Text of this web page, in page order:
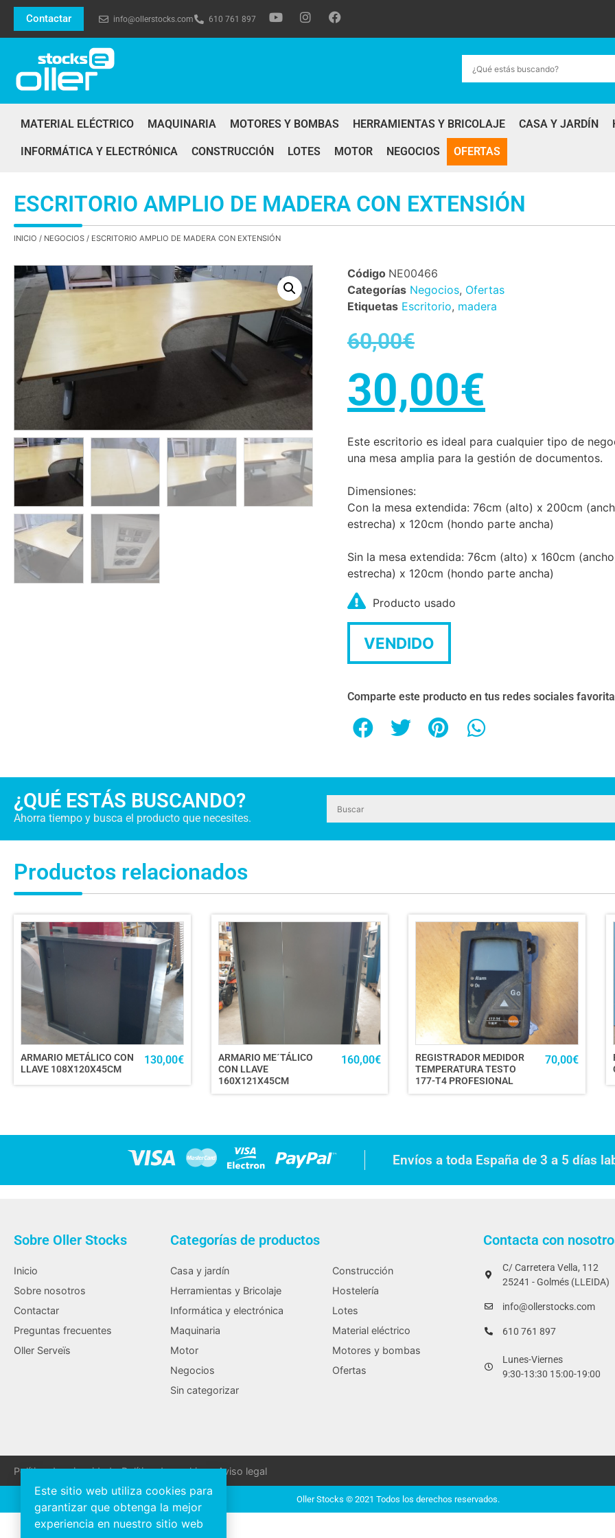
Contactar info@ollerstocks.com 610 761 897
MATERIAL ELÉCTRICO MAQUINARIA MOTORES Y BOMBAS HERRAMIENTAS Y BRICOLAJE CASA Y JARDÍN
INFORMÁTICA Y ELECTRÓNICA CONSTRUCCIÓN LOTES MOTOR NEGOCIOS OFERTAS
ESCRITORIO AMPLIO DE MADERA CON EXTENSIÓN
INICIO / NEGOCIOS / ESCRITORIO AMPLIO DE MADERA CON EXTENSIÓN
Código NE00466
Categorías Negocios, Ofertas
Etiquetas Escritorio, madera
60,00€
30,00€
Este escritorio es ideal para cualquier tipo de
una mesa amplia para la gestión de documentos.
Dimensiones:
Con la mesa extendida: 76cm (alto) x 200cm
estrecha) x 120cm (hondo parte ancha)
Sin la mesa extendida: 76cm (alto) x 160cm
estrecha) x 120cm (hondo parte ancha)
Producto usado
VENDIDO
Comparte este producto en tus redes sociales
¿QUÉ ESTÁS BUSCANDO?
Ahorra tiempo y busca el producto que necesites.
Productos relacionados
ARMARIO METÁLICO CON
LLAVE 108X120X45CM
130,00€
ARMARIO ME´TÁLICO
CON LLAVE
160X121X45CM
160,00€
REGISTRADOR MEDIDOR
TEMPERATURA TESTO
177-T4 PROFESIONAL
70,00€
Envíos a toda España de 3 a 5 días
Sobre Oller Stocks
Inicio
Sobre nosotros
Contactar
Preguntas frecuentes
Oller Serveïs
Categorías de productos
Casa y jardín
Construcción
Herramientas y Bricolaje
Hostelería
Informática y electrónica
Lotes
Maquinaria
Material eléctrico
Motor
Motores y bombas
Negocios
Ofertas
Sin categorizar
Contacta con
C/ Carretera Vella, 112
25241 - Golmés (LLEIDA)
info@ollerstocks.com
610 761 897
Lunes-Viernes
9:30-13:30 15:00-19:00
Política de privacidad Política de cookies Aviso legal
Oller Stocks © 2021 Todos los derechos reservados.
Este sitio web utiliza cookies para
garantizar que obtenga la mejor
experiencia en nuestro sitio web